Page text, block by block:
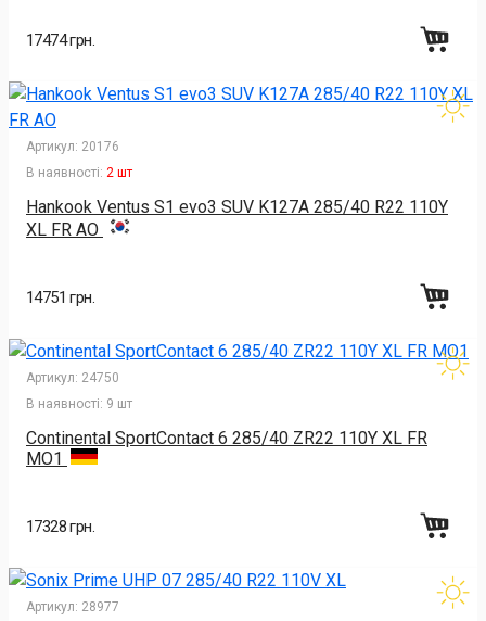
17474 грн.
Артикул: 20176
В наявності: 2 шт
Hankook Ventus S1 evo3 SUV K127A 285/40 R22 110Y
XL FR AO
14751 грн.
Артикул: 24750
В наявності: 9 шт
Continental SportContact 6 285/40 ZR22 110Y XL FR
MO1
17328 грн.
Артикул: 28977